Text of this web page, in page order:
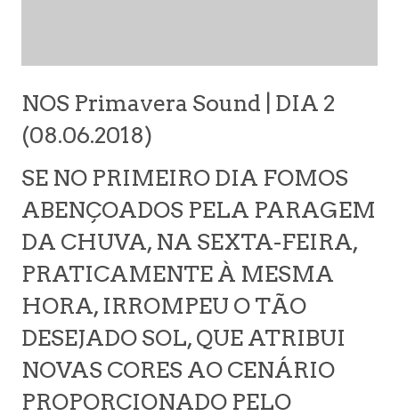
NOS Primavera Sound | DIA 2
(08.06.2018)
SE NO PRIMEIRO DIA FOMOS
ABENÇOADOS PELA PARAGEM
DA CHUVA, NA SEXTA-FEIRA,
PRATICAMENTE À MESMA
HORA, IRROMPEU O TÃO
DESEJADO SOL, QUE ATRIBUI
NOVAS CORES AO CENÁRIO
PROPORCIONADO PELO